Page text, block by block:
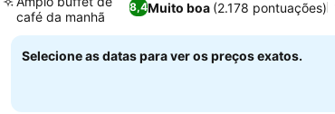
8,4Muito boa (2.178 pontuações)
café da manhã
Selecione as datas para ver os preços exatos.